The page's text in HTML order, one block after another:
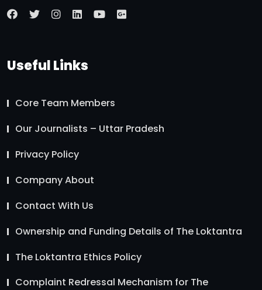
Useful Links
Core Team Members
Our Journalists – Uttar Pradesh
Privacy Policy
Company About
Contact With Us
Ownership and Funding Details of The Loktantra
The Loktantra Ethics Policy
Complaint Redressal Mechanism for The